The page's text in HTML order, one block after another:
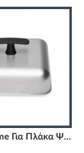
Basting Dome Για Πλάκα Ψησίματος Weber